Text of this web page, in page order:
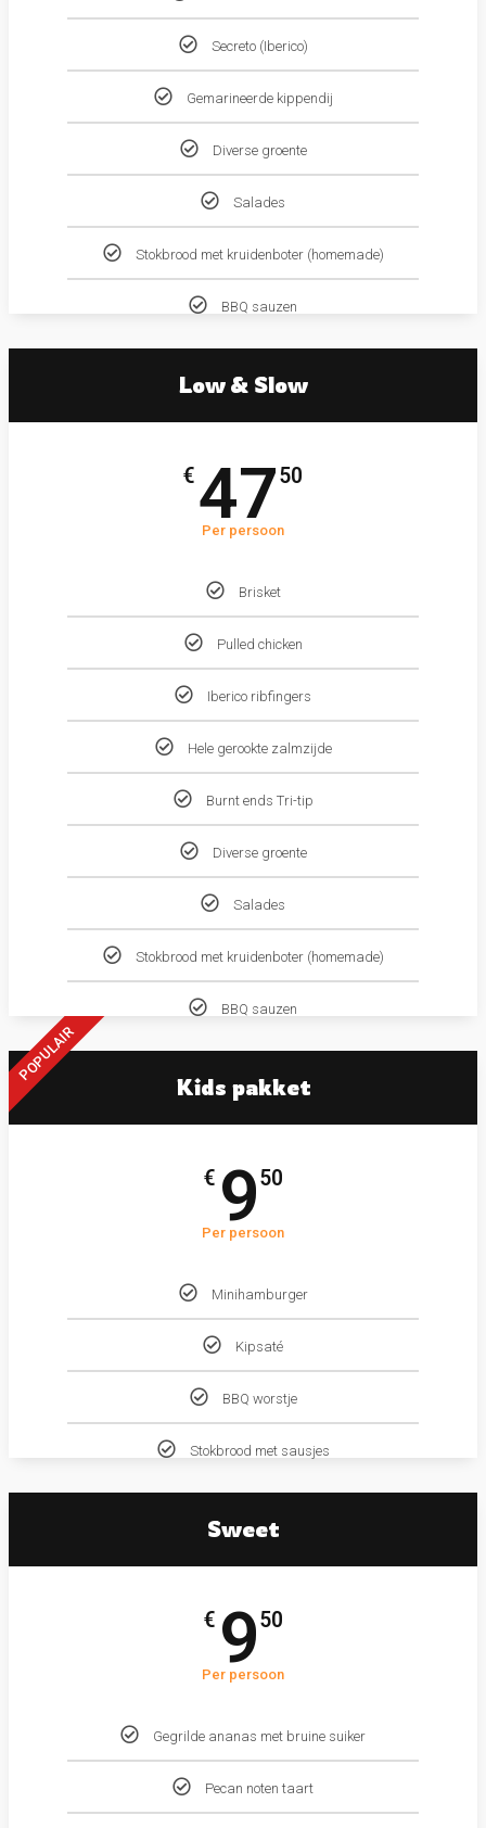
Secreto (Iberico)
Gemarineerde kippendij
Diverse groente
Salades
Stokbrood met kruidenboter (homemade)
BBQ sauzen
Low & Slow
€ 4750
Per persoon
Brisket
Pulled chicken
Iberico ribfingers
Hele gerookte zalmzijde
Burnt ends Tri-tip
Diverse groente
Salades
Stokbrood met kruidenboter (homemade)
BBQ sauzen
POPULAIR
Kids pakket
€ 950
Per persoon
Minihamburger
Kipsaté
BBQ worstje
Stokbrood met sausjes
Sweet
€ 950
Per persoon
Gegrilde ananas met bruine suiker
Pecan noten taart